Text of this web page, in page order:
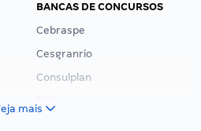
BANCAS DE CONCURSOS
Cebraspe
Cesgranrio
Consulplan
mais